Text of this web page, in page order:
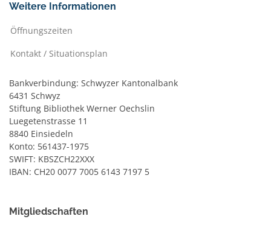
Weitere Informationen
Öffnungszeiten
Kontakt / Situationsplan
Bankverbindung: Schwyzer Kantonalbank
6431 Schwyz
Stiftung Bibliothek Werner Oechslin
Luegetenstrasse 11
8840 Einsiedeln
Konto: 561437-1975
SWIFT: KBSZCH22XXX
IBAN: CH20 0077 7005 6143 7197 5
Mitgliedschaften